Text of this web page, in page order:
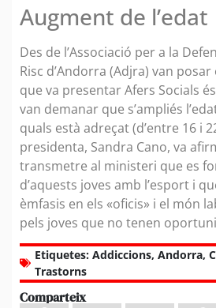
Augment de l’edat
Des de l’Associació per a la
Risc d’Andorra (Adjra) van
que va presentar Afers Socials
van demanar que s’ampliés
quals està adreçat (d’entre 16 i
presidenta, Sandra Cano, va
transmetre al ministeri que es
d’aquests joves amb l’esport i
èmfasis en els «oficis» i el món
pels joves que no tenen
Etiquetes: Addiccions, Andorra,
Trastorns
Comparteix